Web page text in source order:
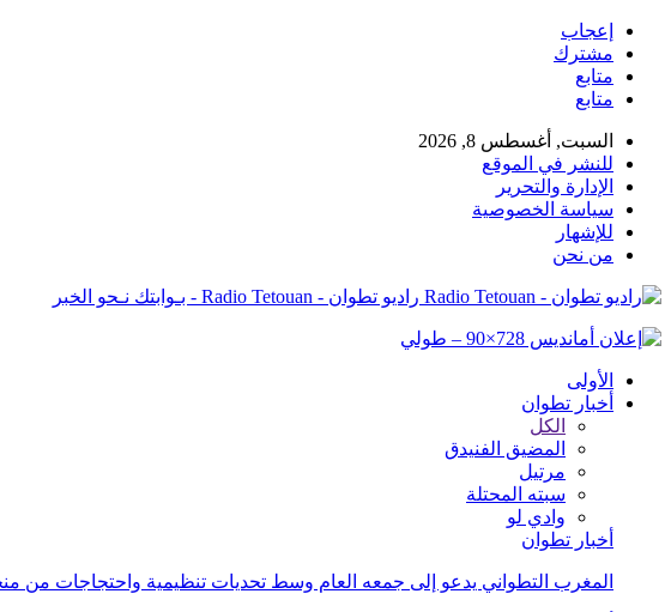
إعجاب
مشترك
متابع
متابع
السبت, أغسطس 8, 2026
للنشر في الموقع
الإدارة والتحرير
سياسة الخصوصية
للإشهار
من نحن
راديو تطوان - Radio Tetouan - بـوابتك نـحو الخبر
الأولى
أخبار تطوان
الكل
المضيق الفنيدق
مرتيل
سبته المحتلة
وادي لو
أخبار تطوان
المغرب التطواني يدعو إلى جمعه العام وسط تحديات تنظيمية واحتجاجات من